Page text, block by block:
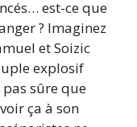
est-ce que
? Imaginez
et Soizic
explosif
sûre que
ça à son